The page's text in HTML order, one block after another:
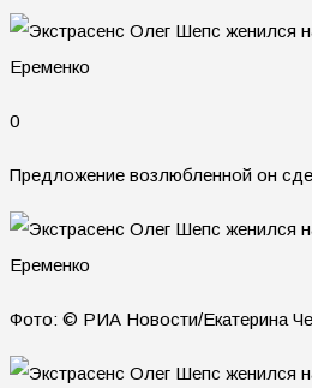
0
Предложение возлюбленной он
Фото: © РИА Новости/Екатерина